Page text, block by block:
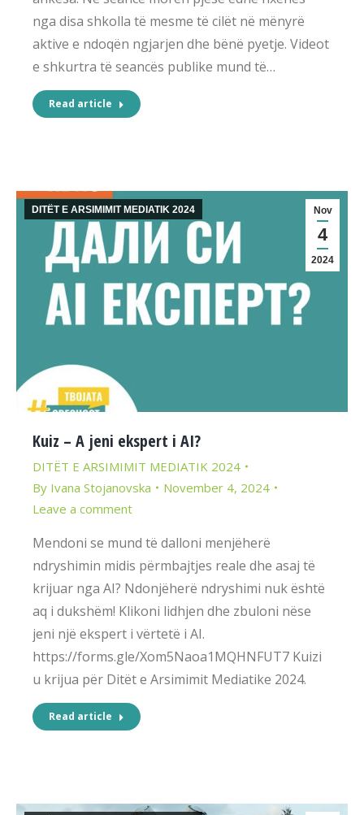
nga disa shkolla të mesme të cilët në mënyrë
aktive e ndoqën ngjarjen dhe bënë pyetje. Videot
e shkurtra të seancës publike mund të…
Read article
Nov
4
2024
DITËT E ARSIMIMIT MEDIATIK 2024
Kuiz – A jeni ekspert i AI?
DITËT E ARSIMIMIT MEDIATIK 2024
By Ivana Stojanovska
November 4, 2024
Leave a comment
Mendoni se mund të dalloni menjëherë
ndryshimin midis përmbajtjes reale dhe asaj të
krijuar nga AI? Ndonjëherë ndryshimi nuk është
aq i dukshëm! Klikoni lidhjen dhe zbuloni nëse
jeni një ekspert i vërtetë i AI.
https://forms.gle/Xom5Naoa1MQHNFUT7 Kuizi
u krijua për Ditët e Arsimimit Mediatike 2024.
Read article